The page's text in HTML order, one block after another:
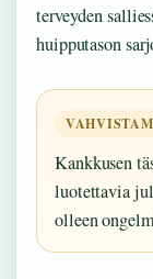
terveyden
huipputason
Kankkusen
luotettavia
olleen